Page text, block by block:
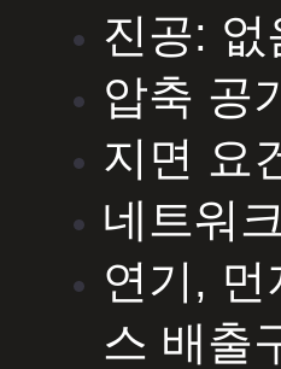
진공: 없
압축 공
지면 요
네트워
연기,
스 배출